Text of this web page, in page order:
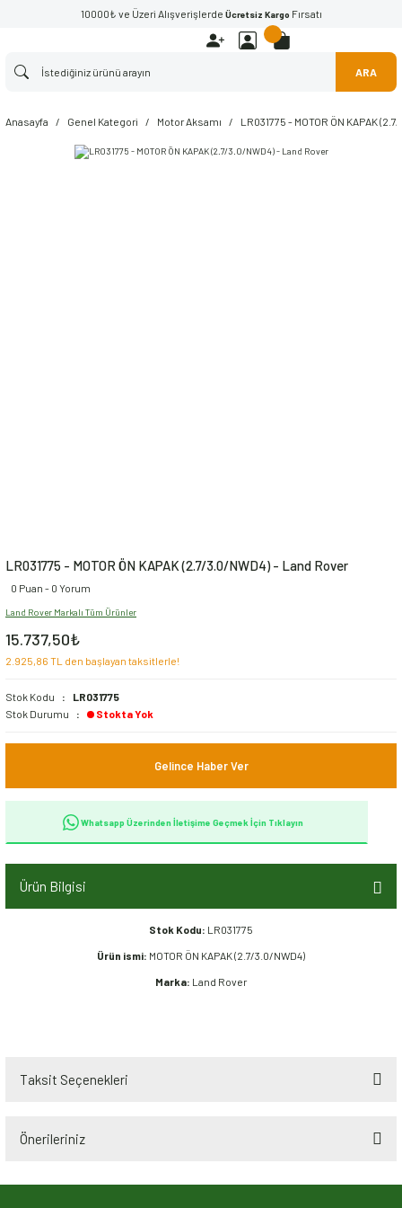
10000₺ ve Üzeri Alışverişlerde Ücretsiz Kargo Fırsatı
ARA
Anasayfa Genel Kategori Motor Aksamı LR031775 - MOTOR ÖN KAPAK
LR031775 - MOTOR ÖN KAPAK (2.7/3.0/NWD4) - Land Rover
0 Puan - 0 Yorum
Land Rover Markalı Tüm Ürünler
15.737,50₺
2.925,86 TL den başlayan taksitlerle!
Stok Kodu
LR031775
Stok Durumu
Stokta Yok
Gelince Haber Ver
Whatsapp Üzerinden İletişime Geçmek İçin Tıklayın
Ürün Bilgisi
Stok Kodu: LR031775
Ürün ismi: MOTOR ÖN KAPAK (2.7/3.0/NWD4)
Marka: Land Rover
Taksit Seçenekleri
Önerileriniz
Bu ürünün fiyat bilgisi, resim, ürün açıklamalarında ve diğer konularda